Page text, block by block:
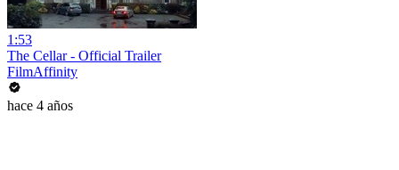
1:53
The Cellar - Official Trailer
FilmAffinity
hace 4 años